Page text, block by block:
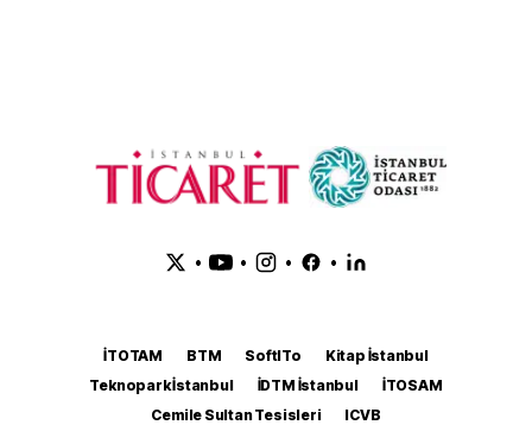
• • • •
İTOTAM BTM SoftITo
Kitap İstanbul
Teknopark İstanbul
İDTM İstanbul
İTOSAM
Cemile Sultan Tesisleri
ICVB